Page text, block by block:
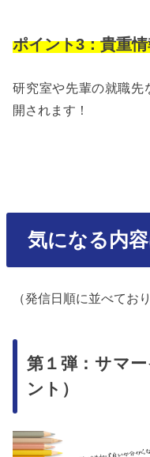
ポイント3：貴重
研究室や先輩の就職先
開されます！
気になる内容
（発信日順に並べてお
第１弾：サマ
ント）